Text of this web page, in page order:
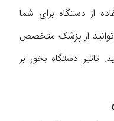
از دستگاه برای شما
از پزشک متخصص
تاثیر دستگاه بخور بر